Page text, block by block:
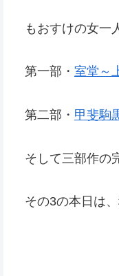
もおすけの女一
第一部・ 室堂～
第二部・ 甲斐駒
そして三部作の
その3の本日は